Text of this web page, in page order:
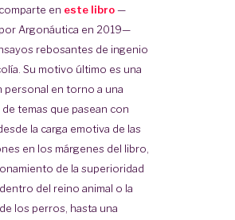
comparte en este libro—
Argonáutica en 2019—
rebosantes de ingenio
Su motivo último es una
personal en torno a una
temas que pasean con
la carga emotiva de las
en los márgenes del libro,
de la superioridad
del reino animal o la
los perros, hasta una